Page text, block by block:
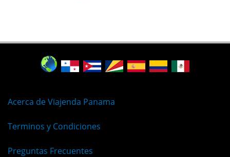
Acerca de Viajenda Panama
Terminos y Condiciones
Preguntas Frecuentes